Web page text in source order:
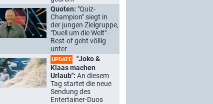
Quoten: "Quiz-
Champion" siegt in
der jungen Zielgruppe,
"Duell um die Welt"-
Best-of geht völlig
unter
UPDATE
"Joko &
Klaas machen
Urlaub": An diesem
Tag startet die neue
Sendung des
Entertainer-Duos